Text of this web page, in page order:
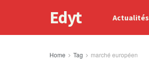
Edyt Actualités
Home Tag marché européen